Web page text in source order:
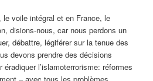
le voile intégral et en France, le
disions-nous, car nous perdons un
débattre, légiférer sur la tenue des
devons prendre des décisions
l’islamoterrorisme: réformes